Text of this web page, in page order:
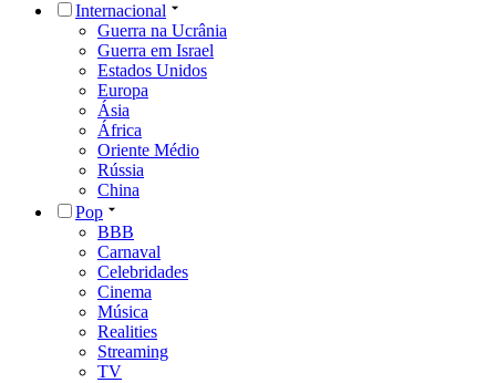
Internacional
Guerra na Ucrânia
Guerra em Israel
Estados Unidos
Europa
Ásia
África
Oriente Médio
Rússia
China
Pop
BBB
Carnaval
Celebridades
Cinema
Música
Realities
Streaming
TV